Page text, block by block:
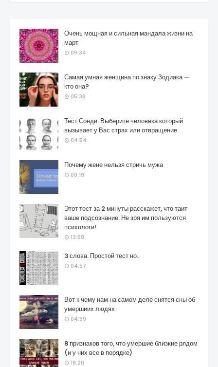
Очень мощная и сильная мандала жизни на
март
09:34
Самая умная женщина по знаку Зодиака —
кто она?
05:38
Тест Сонди: Выберите человека который
вызывает у Вас страх или отвращение
04:54
Почему жене нельзя стричь мужа
00:19
Этот тест за 2 минуты расскажет, что таит
ваше подсознание. Не зря им пользуются
психологи!
13:59
3 слова. Простой тест но..
04:57
Вот к чему нам на самом деле снятся сны об
умершиих людях
04:59
8 признаков того, что умершие близкие рядом
(и у них все в порядке)
16:20